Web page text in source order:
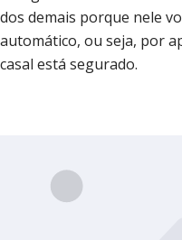
dos demais porque nele
automático, ou seja, por
casal está segurado.